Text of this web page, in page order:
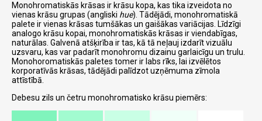
Monohromatiskās krāsas ir krāsu kopa, kas tika izveidota no
vienas krāsu grupas (angliski hue). Tādējādi, monohromatiskā
palete ir vienas krāsas tumšākas un gaišākas variācijas. Līdzīgi
analogo krāsu kopai, monohromatiskās krāsas ir viendabīgas,
naturālas. Galvenā atšķirība ir tas, kā tā neļauj izdarīt vizuālu
uzsvaru, kas var padarīt monohromu dizainu garlaicīgu un trulu.
Monohoromatiskās paletes tomer ir labs rīks, lai izvēlētos
korporatīvās krāsas, tādējādi palīdzot uzņēmuma zīmola
attīstībā.
Debesu zils un četru monohromatisko krāsu piemērs: